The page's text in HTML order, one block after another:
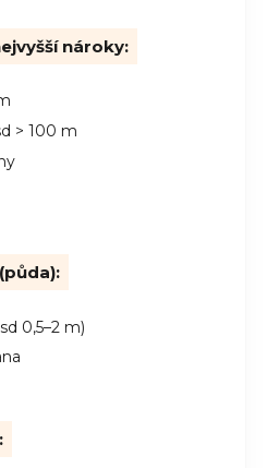
nároky:
> 100 m
0,5–2 m)